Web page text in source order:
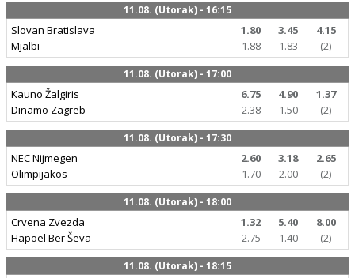
11.08. (Utorak) - 16:15
Slovan Bratislava
Mjalbi
1.80 3.45
4.15
1.88
1.83 (2)
11.08. (Utorak) - 17:00
Kauno Žalgiris
Dinamo Zagreb
6.75 4.90
1.37
2.38
1.50 (2)
11.08. (Utorak) - 17:30
NEC Nijmegen
Olimpijakos
2.60 3.18
2.65
1.70
2.00 (2)
11.08. (Utorak) - 18:00
Crvena Zvezda
Hapoel Ber Ševa
1.32 5.40
8.00
2.75
1.40 (2)
11.08. (Utorak) - 18:15